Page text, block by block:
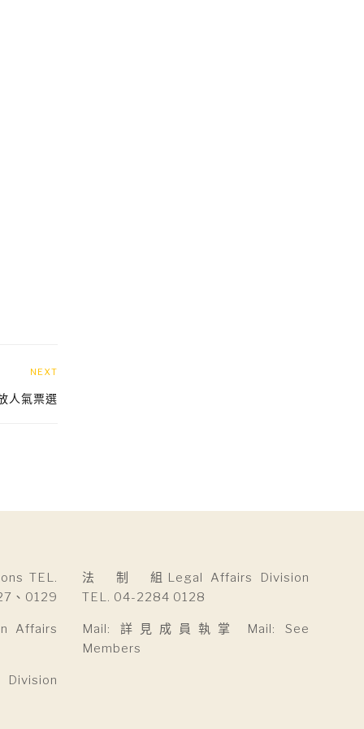
NEXT
人氣票選
TEL.
、0129
Affairs
法 制 組Legal Affairs Division
TEL. 04-2284 0128
Mail: 詳見成員執掌 Mail: See
Members